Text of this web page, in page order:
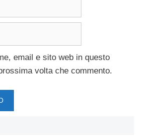
email e sito web in questo
volta che commento.